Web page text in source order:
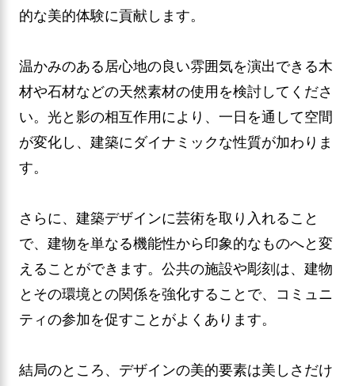
的な美的体験に貢献します。
温かみのある居心地の良い雰囲気を演出できる木
材や石材などの天然素材の使用を検討してくださ
い。光と影の相互作用により、一日を通して空間
が変化し、建築にダイナミックな性質が加わりま
す。
さらに、建築デザインに芸術を取り入れること
で、建物を単なる機能性から印象的なものへと変
えることができます。公共の施設や彫刻は、建物
とその環境との関係を強化することで、コミュニ
ティの参加を促すことがよくあります。
結局のところ、デザインの美的要素は美しさだけ